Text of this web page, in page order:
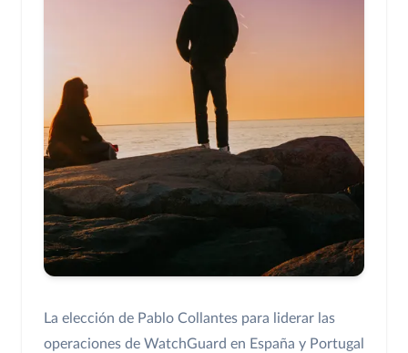
La elección de Pablo Collantes para liderar las
operaciones de WatchGuard en España y Portugal